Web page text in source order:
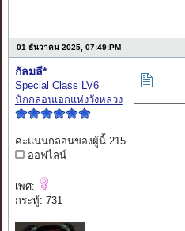
01 ธันวาคม 2025, 07:49:PM
กัลมลี*
Special Class LV6
นักกลอนเอกแห่งวังหลวง
คะแนนกลอนของผู้นี้ 215
ออฟไลน์
เพศ:
กระทู้: 731